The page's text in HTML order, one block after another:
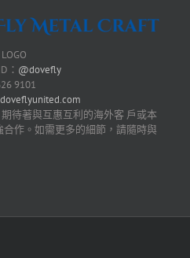
： @dovefly
9101
期待著與互惠互利的海外客 戶或本
合作。如需更多的細節，請隨時與